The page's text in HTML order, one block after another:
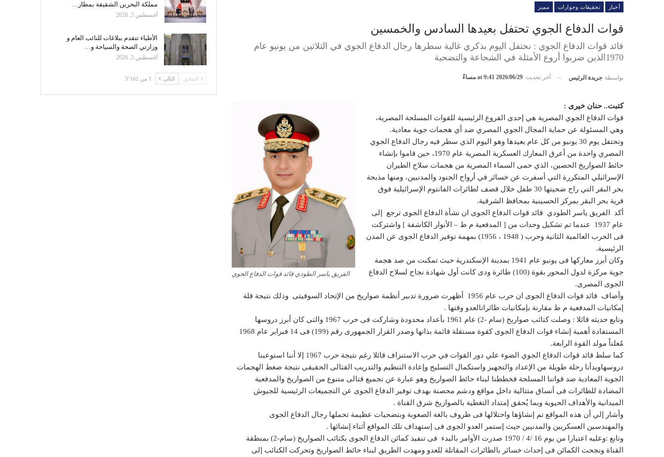
أخبار تحقيقات وحوارات مميز
قوات الدفاع الجوي تحتفل بعيدها السادس والخمسين
قائد قوات الدفاع الجوي : نحتفل اليوم بذكري غالية سطرها رجال الدفاع الجوي في الثلاثين من يونيو عام
1970الذين ضربوا أروع الأمثلة في الشجاعة والتضحية
بواسطة جريدة الرئيس آخر تحديث 2026/06/29 at 9:41 مساءً
الفريق ياسر الطودي قائد قوات الدفاع الجوي
كتبت.. حنان خيرى :
قوات الدفاع الجوي المصرية هي إحدى الفروع الرئيسية للقوات المسلحة المصرية،
وهي المسئولة عن حماية المجال الجوي المصري ضد أي هجمات جوية معادية.
وتحتفل يوم 30 يونيو من كل عام بعيدها وهو اليوم الذي سطر فيه رجال الدفاع الجوي
المصري واحدة من أعرق المعارك العسكرية المصرية عام 1970، حين قاموا بإنشاء
حائط الصواريخ الحصين، الذي حمى السماء المصرية من هجمات سلاح الطيران
الإسرائيلي المتكررة التي أسفرت عن خسائر في أرواح الجنود والمدنيين، ومنها مذبحة
بحر البقر التي راح ضحيتها 30 طفل خلال قصف لطائرات الفانتوم الإسرائيلية فوق
قرية بحر البقر بمركز الحسينية بمحافظ الشرقية.
أكد الفريق ياسر الطودي قائد قوات الدفاع الجوى ان نشأة الدفاع الجوى ترجع إلى
عام 1937 عندما تم تشكيل وحدات من [ المدفعية م ط – الأنوار الكاشفة ] واشتركت
فى الحرب العالمية الثانية وحرب ( 1948 ، 1956) بمهمة توفير الدفاع الجوى عن المدن
الرئيسية.
وكان أبرز معاركها فى يونيو عام 1941 بمدينة الإسكندرية حيث تمكنت من صد هجمة
جوية مركزة لدول المحور بقوة (100) طائرة ودى كانت أول شهادة نجاح لسلاح الدفاع
الجوى المصرى.
وأضاف قائد قوات الدفاع الجوى ان حرب عام 1956 أظهرت ضرورة تدبير أنظمة صواريخ من الإتحاد السوفيتى وذلك نتيجة قلة
إمكانيات المدفعية م ط مقارنة بإمكانيات طائراتالعدو وقتها .
وتابع حديثه قائلا : وصلت كتائب صواريخ (سام -2) عام 1961 بأعداد محدودة وشاركت فى حرب 1967 والتى كان أبرز دروسها
المستفادة أهمية إنشاء قوات الدفاع الجوى كقوة مستقلة قائمة بذاتها وصدر القرار الجمهورى رقم (199) فى 14 فبراير عام 1968
مُعلناً مولد القوة الرابعة.
كما سلط قائد قوات الدفاع الجوي الضوء علي دور القوات في حرب الاستنزاف قائلا رغم نتيجة حرب 1967 إلا أننا استوعبنا
دروسهاوبدأنا رحلة طويلة من الإعداد والتجهيز واستكمال التسليح وإعادة التنظيم والتدريب القتالى الحقيقى نتيجة ضغط الهجمات
الجوية المعادية ضد قواتنا المسلحة فخططنا لبناء حائط الصواريخ وهو عبارة عن تجميع قتالى متنوع من الصواريخ والمدفعية
المضادة للطائرات فى أنساق متتالية داخل مواقع ودشم محصنة بهدف توفير الدفاع الجوى عن التجميعات الرئيسية للجيوش
الميدانية والأهداف الحيوية وبما يُحقق إمتداد التغطية بالصواريخ شرق القناة .
وأشار إلي أن هذه المواقع تم إنشاؤها واحتلالها فى ظروف بالغة الصعوبة وبتضحيات عظيمة تحملها رجال الدفاع الجوى
والمهندسين العسكريين والمدنيين حيث إستمر العدو الجوى فى إستهداف تلك المواقع أثناء إنشائها .
وتابع :وعليه اعتبارا من يوم 16 /4 / 1970 صدرت الأوامر بالبدء فى تنفيذ كمائن الدفاع الجوى بكتائب الصواريخ (سام-2) بمنطقة
القناة ونجحت الكمائن فى إحداث خسائر بالطائرات المقاتلة للعدو ومهدت الطريق لبناء حائط الصواريخ وتحركت الكتائب إلى
مملكة البحرين الشقيقة بمطار…
أغسطس 5, 2026
الأطباء تتقدم ببلاغات للنائب العام و
وزارتي الصحة والسياحة و…
أغسطس 5, 2026
السابق التالي 1 من 3٬162